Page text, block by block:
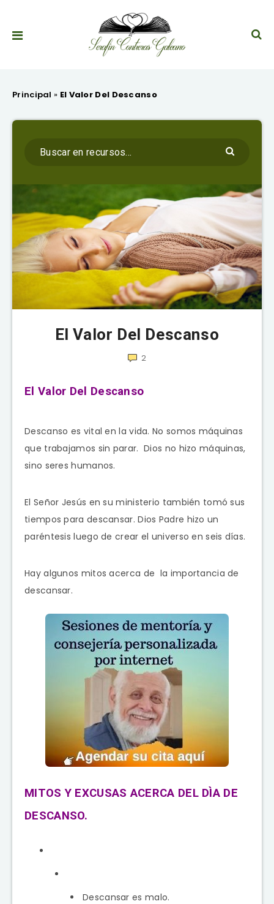
Principal » El Valor Del Descanso
El Valor Del Descanso
2
El Valor Del Descanso
Descanso es vital en la vida. No somos máquinas
que trabajamos sin parar. Dios no hizo máquinas,
sino seres humanos.
El Señor Jesús en su ministerio también tomó sus
tiempos para descansar. Dios Padre hizo un
paréntesis luego de crear el universo en seis días.
Hay algunos mitos acerca de la importancia de
descansar.
MITOS Y EXCUSAS ACERCA DEL DÌA DE
DESCANSO.
Descansar es malo.